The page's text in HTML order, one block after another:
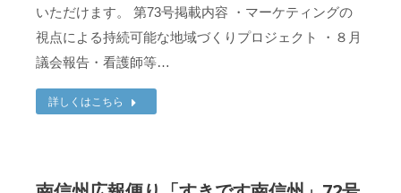
いただけます。 第73号掲載内容 ・マーケティングの
視点による持続可能な地域づくりプロジェクト ・８月
議会報告・看護師等…
詳しくはこちら